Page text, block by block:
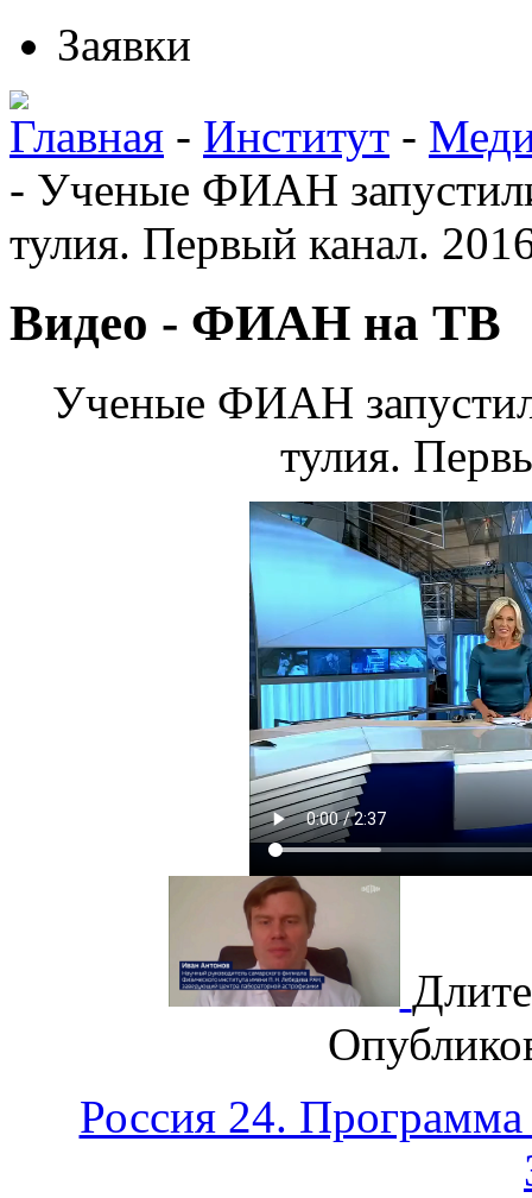
Заявки
Главная - Институт -
- Ученые ФИАН
тулия. Первый канал.
Видео - ФИАН на ТВ
Ученые ФИАН
тулия.
Россия 24.